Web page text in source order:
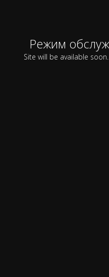
Режим
Site will be available